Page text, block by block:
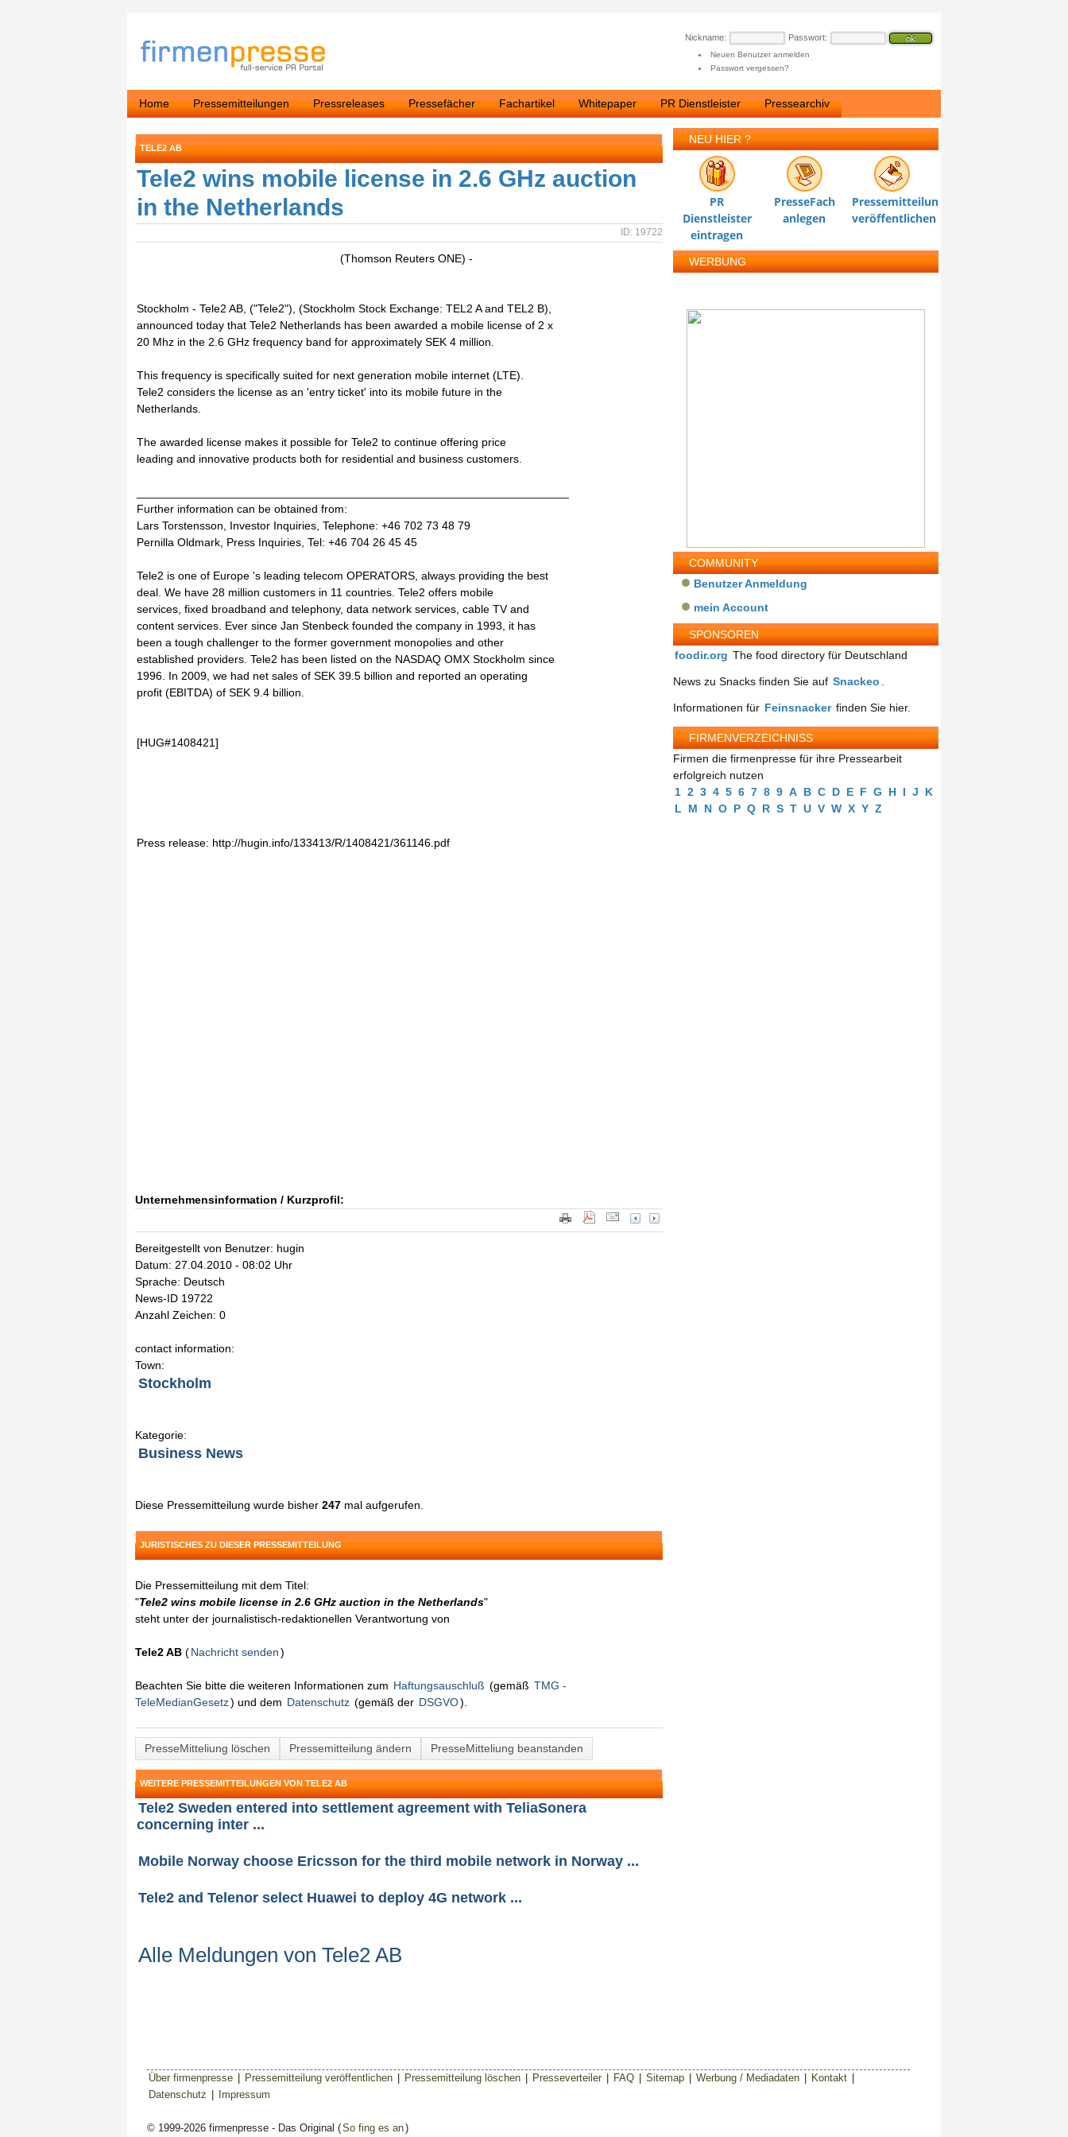
Nickname: Passwort:
Neuen Benutzer anmelden
Passwort vergessen?
Home Pressemitteilungen Pressreleases Pressefächer Fachartikel Whitepaper PR Dienstleister Pressearchiv
TELE2 AB
Tele2 wins mobile license in 2.6 GHz auction
in the Netherlands
ID: 19722
(Thomson Reuters ONE) -
Stockholm - Tele2 AB, ("Tele2"), (Stockholm Stock Exchange: TEL2 A and TEL2 B),
announced today that Tele2 Netherlands has been awarded a mobile license of 2 x
20 Mhz in the 2.6 GHz frequency band for approximately SEK 4 million.
This frequency is specifically suited for next generation mobile internet (LTE).
Tele2 considers the license as an 'entry ticket' into its mobile future in the
Netherlands.
The awarded license makes it possible for Tele2 to continue offering price
leading and innovative products both for residential and business customers.
Further information can be obtained from:
Lars Torstensson, Investor Inquiries, Telephone: +46 702 73 48 79
Pernilla Oldmark, Press Inquiries, Tel: +46 704 26 45 45
Tele2 is one of Europe 's leading telecom OPERATORS, always providing the best
deal. We have 28 million customers in 11 countries. Tele2 offers mobile
services, fixed broadband and telephony, data network services, cable TV and
content services. Ever since Jan Stenbeck founded the company in 1993, it has
been a tough challenger to the former government monopolies and other
established providers. Tele2 has been listed on the NASDAQ OMX Stockholm since
1996. In 2009, we had net sales of SEK 39.5 billion and reported an operating
profit (EBITDA) of SEK 9.4 billion.
[HUG#1408421]
Press release: http://hugin.info/133413/R/1408421/361146.pdf
Unternehmensinformation / Kurzprofil:
Bereitgestellt von Benutzer: hugin
Datum: 27.04.2010 - 08:02 Uhr
Sprache: Deutsch
News-ID 19722
Anzahl Zeichen: 0
contact information:
Town:
Stockholm
Kategorie:
Business News
Diese Pressemitteilung wurde bisher 247 mal aufgerufen.
JURISTISCHES ZU DIESER PRESSEMITTEILUNG
Die Pressemitteilung mit dem Titel:
"Tele2 wins mobile license in 2.6 GHz auction in the Netherlands"
steht unter der journalistisch-redaktionellen Verantwortung von
Tele2 AB (Nachricht senden)
Beachten Sie bitte die weiteren Informationen zum Haftungsauschluß (gemäß TMG -
TeleMedianGesetz) und dem Datenschutz (gemäß der DSGVO).
PresseMitteliung löschen Pressemitteilung ändern PresseMitteliung beanstanden
WEITERE PRESSEMITTEILUNGEN VON TELE2 AB
Tele2 Sweden entered into settlement agreement with TeliaSonera
concerning inter ...
Mobile Norway choose Ericsson for the third mobile network in Norway ...
Tele2 and Telenor select Huawei to deploy 4G network ...
Alle Meldungen von Tele2 AB
NEU HIER ?
PR
Dienstleister
eintragen
PresseFach
anlegen
Pressemitteilung
veröffentlichen
WERBUNG
COMMUNITY
Benutzer Anmeldung
mein Account
SPONSOREN
foodir.org The food directory für Deutschland
News zu Snacks finden Sie auf Snackeo
Informationen für Feinsnacker finden Sie hier.
FIRMENVERZEICHNISS
Firmen die firmenpresse für ihre Pressearbeit
erfolgreich nutzen
1 2 3 4 5 6 7 8 9 A B C D E F G H I J
K
L
M N O P Q R S T U V W X Y Z
Über firmenpresse Pressemitteilung veröffentlichen Pressemitteilung löschen Presseverteiler FAQ Sitemap Werbung / Mediadaten Kontakt
Datenschutz
Impressum
© 1999-2026 firmenpresse - Das Original (So fing es an)